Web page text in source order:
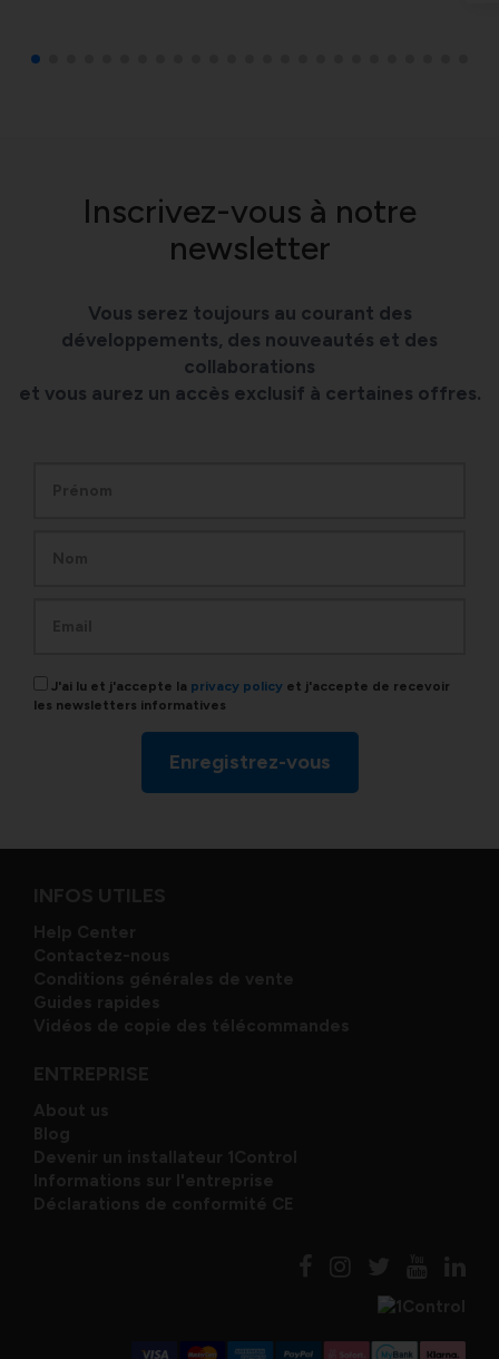
Inscrivez-vous à notre
newsletter
Vous serez toujours au courant des
développements, des nouveautés et des
collaborations
et vous aurez un accès exclusif à certaines offres.
J'ai lu et j'accepte la privacy policy et j'accepte de recevoir
les newsletters informatives
Enregistrez-vous